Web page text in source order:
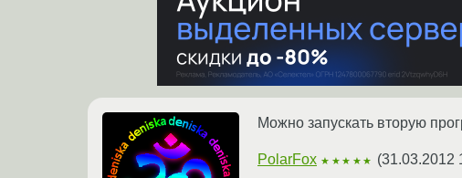
Можно запускать вторую
PolarFox ★★★★★ (31.03.2012